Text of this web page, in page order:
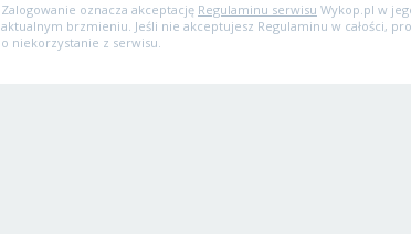
Zalogowanie oznacza akceptację Regulaminu serwisu Wykop.pl w
aktualnym brzmieniu. Jeśli nie akceptujesz Regulaminu w całości,
o niekorzystanie z serwisu.